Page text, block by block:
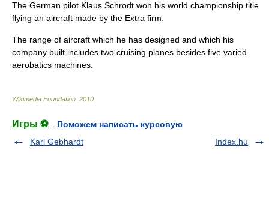
The German pilot Klaus Schrodt won his world championship title
flying an aircraft made by the Extra firm.
The range of aircraft which he has designed and which his
company built includes two cruising planes besides five varied
aerobatics machines.
Wikimedia Foundation 2010
Игры ⚽
Поможем написать курсовую
Karl Gebhardt
Index.hu